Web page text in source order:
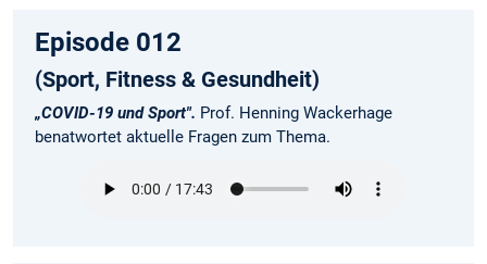
Episode 012
(Sport, Fitness & Gesundheit)
„COVID-19 und Sport". Prof. Henning Wackerhage
benatwortet aktuelle Fragen zum Thema.